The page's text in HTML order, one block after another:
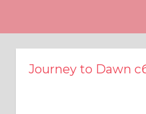
Journey to Dawn